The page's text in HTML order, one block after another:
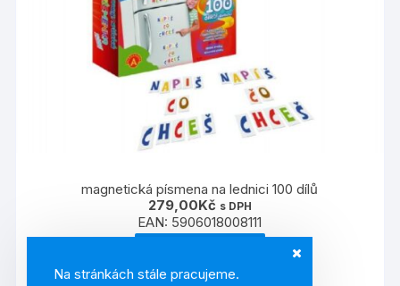
Na stránkách stále pracujeme.
magnetická písmena na lednici 100 dílů
279,00Kč s DPH
EAN: 5906018008111